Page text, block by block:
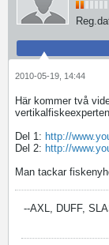
2010-05-19, 14:44
Här kommer två
Del 1: http://
Del 2: http://
Man tackar
--AXL, DUFF,